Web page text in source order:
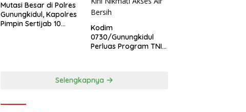
Mutasi Besar di Polres
Gunungkidul, Kapolres
Pimpin Sertijab 10
Kodim
0730/Gunungkidul
Perluas Program TNI
Akses Air Bersih
Selengkapnya